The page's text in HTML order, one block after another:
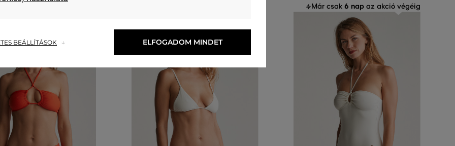
Már csak 6 napaz akció végéig
BEÁLLÍTÁSOK ELFOGADOM MINDET